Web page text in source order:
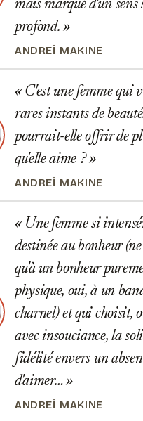
mais marqué d'un sens
profond.
ANDREÏ MAKINE
C'est une femme qui
rares instants de
pourrait-elle offrir de
qu'elle aime ?
ANDREÏ MAKINE
Une femme si
destinée au bonheur
qu'à un bonheur
physique, oui, à un
charnel) et qui choisit,
avec insouciance, la
fidélité envers un
d'aimer…
ANDREÏ MAKINE